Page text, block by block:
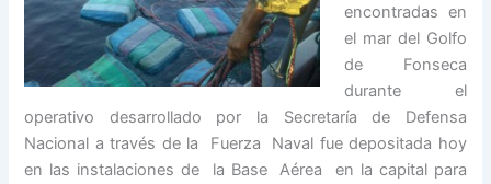
encontradas en
el mar del Golfo
de Fonseca
durante el
operativo desarrollado por la Secretaría de Defensa
Nacional a través de la Fuerza Naval fue depositada hoy
en las instalaciones de la Base Aérea en la capital para